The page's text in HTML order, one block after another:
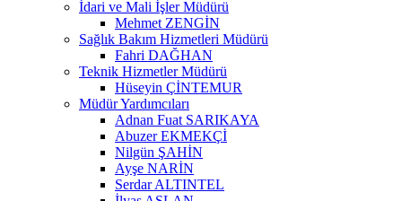
İdari ve Mali İşler Müdürü
Mehmet ZENGİN
Sağlık Bakım Hizmetleri Müdürü
Fahri DAĞHAN
Teknik Hizmetler Müdürü
Hüseyin ÇİNTEMUR
Müdür Yardımcıları
Adnan Fuat SARIKAYA
Abuzer EKMEKÇİ
Nilgün ŞAHİN
Ayşe NARİN
Serdar ALTINTEL